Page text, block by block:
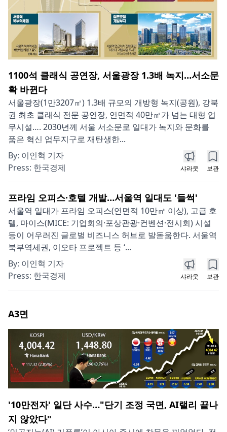
1100석 클래식 공연장, 서울광장 1.3배 녹지…서소문
확 바뀐다
서울광장(1만3207㎡) 1.3배 규모의 개방형 녹지(공원), 강북
권 최초 클래식 전문 공연장, 연면적 40만㎡가 넘는 대형 업
무시설…. 2030년께 서울 서소문로 일대가 녹지와 문화를
품은 혁신 업무지구로 재탄생한...
By: 이인혁 기자
Press: 한국경제 샤라웃 보관
프라임 오피스·호텔 개발…서울역 일대도 '들썩'
서울역 일대가 프라임 오피스(연면적 10만㎡ 이상), 고급 호
텔, 마이스(MICE: 기업회의·포상관광·컨벤션·전시회) 시설
등이 어우러진 글로벌 비즈니스 허브로 발돋움한다. 서울역
북부역세권, 이오타 프로젝트 등 ‘...
By: 이인혁 기자
Press: 한국경제 샤라웃 보관
A3면
'10만전자' 일단 사수…"단기 조정 국면, AI랠리 끝나
지 않았다"